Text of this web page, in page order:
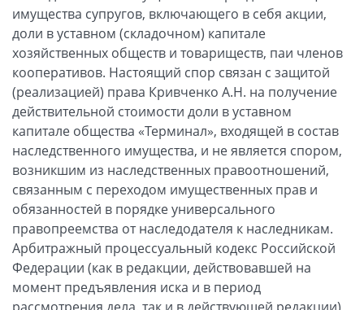
имущества супругов, включающего в себя акции,
доли в уставном (складочном) капитале
хозяйственных обществ и товариществ, паи членов
кооперативов. Настоящий спор связан с защитой
(реализацией) права Кривченко А.Н. на получение
действительной стоимости доли в уставном
капитале общества «Терминал», входящей в состав
наследственного имущества, и не является спором,
возникшим из наследственных правоотношений,
связанным с переходом имущественных прав и
обязанностей в порядке универсального
правопреемства от наследодателя к наследникам.
Арбитражный процессуальный кодекс Российской
Федерации (как в редакции, действовавшей на
момент предъявления иска и в период